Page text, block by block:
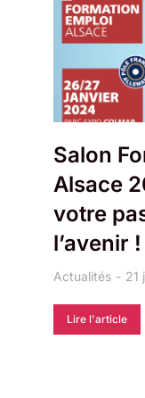
Salon
Alsace
votre
l’avenir !
Actualités 21
Lire l'article